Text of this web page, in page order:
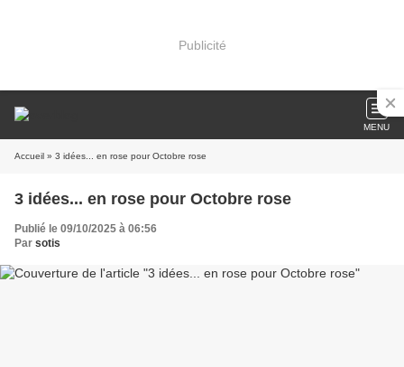
Publicité
MENU
Accueil » 3 idées... en rose pour Octobre rose
3 idées... en rose pour Octobre rose
Publié le 09/10/2025 à 06:56
Par sotis